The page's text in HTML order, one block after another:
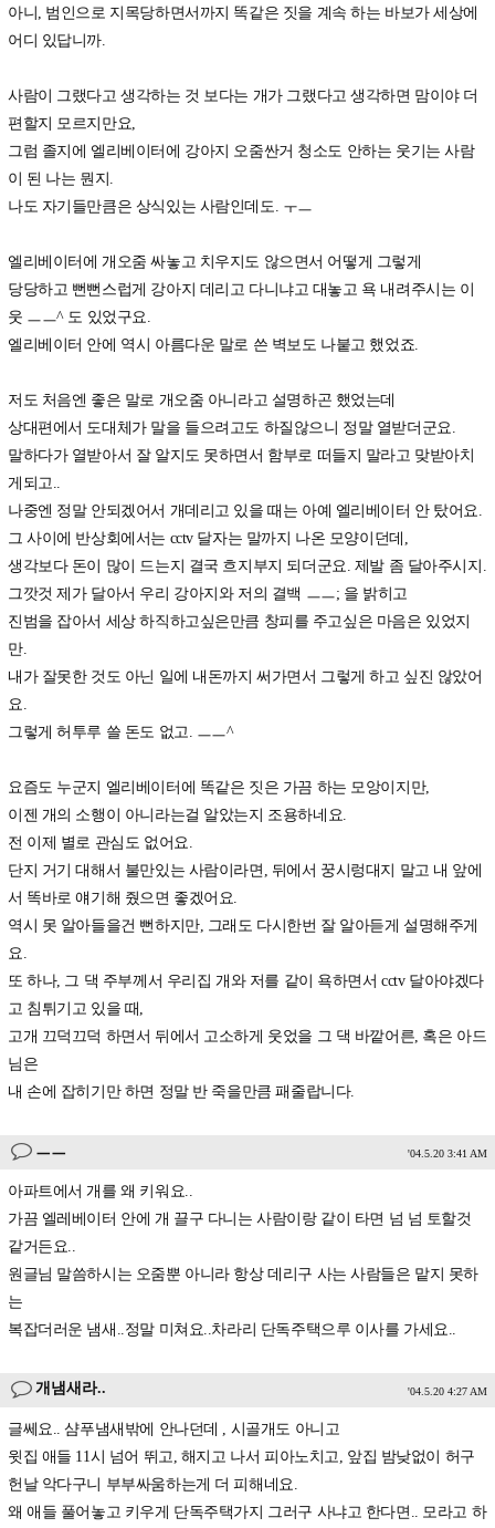
아니, 범인으로 지목당하면서까지 똑같은 짓을 계속 하는 바보가 세상에
어디 있답니까.
사람이 그랬다고 생각하는 것 보다는 개가 그랬다고 생각하면 맘이야 더
편할지 모르지만요,
그럼 졸지에 엘리베이터에 강아지 오줌싼거 청소도 안하는 웃기는 사람
이 된 나는 뭔지.
나도 자기들만큼은 상식있는 사람인데도. ㅜㅡ
엘리베이터에 개오줌 싸놓고 치우지도 않으면서 어떻게 그렇게
당당하고 뻔뻔스럽게 강아지 데리고 다니냐고 대놓고 욕 내려주시는 이
웃 ㅡㅡ^ 도 있었구요.
엘리베이터 안에 역시 아름다운 말로 쓴 벽보도 나붙고 했었죠.
저도 처음엔 좋은 말로 개오줌 아니라고 설명하곤 했었는데
상대편에서 도대체가 말을 들으려고도 하질않으니 정말 열받더군요.
말하다가 열받아서 잘 알지도 못하면서 함부로 떠들지 말라고 맞받아치
게되고..
나중엔 정말 안되겠어서 개데리고 있을 때는 아예 엘리베이터 안 탔어요.
그 사이에 반상회에서는 cctv 달자는 말까지 나온 모양이던데,
생각보다 돈이 많이 드는지 결국 흐지부지 되더군요. 제발 좀 달아주시지.
그깟것 제가 달아서 우리 강아지와 저의 결백 ㅡㅡ; 을 밝히고
진범을 잡아서 세상 하직하고싶은만큼 창피를 주고싶은 마음은 있었지
만.
내가 잘못한 것도 아닌 일에 내돈까지 써가면서 그렇게 하고 싶진 않았어
요.
그렇게 허투루 쓸 돈도 없고. ㅡㅡ^
요즘도 누군지 엘리베이터에 똑같은 짓은 가끔 하는 모앙이지만,
이젠 개의 소행이 아니라는걸 알았는지 조용하네요.
전 이제 별로 관심도 없어요.
단지 거기 대해서 불만있는 사람이라면, 뒤에서 꿍시렁대지 말고 내 앞에
서 똑바로 얘기해 줬으면 좋겠어요.
역시 못 알아들을건 뻔하지만, 그래도 다시한번 잘 알아듣게 설명해주게
요.
또 하나, 그 댁 주부께서 우리집 개와 저를 같이 욕하면서 cctv 달아야겠다
고 침튀기고 있을 때,
고개 끄덕끄덕 하면서 뒤에서 고소하게 웃었을 그 댁 바깥어른, 혹은 아드
님은
내 손에 잡히기만 하면 정말 반 죽을만큼 패줄랍니다.
ㅡㅡ '04.5.20 3:41 AM
아파트에서 개를 왜 키워요..
가끔 엘레베이터 안에 개 끌구 다니는 사람이랑 같이 타면 넘 넘 토할것
같거든요..
원글님 말씀하시는 오줌뿐 아니라 항상 데리구 사는 사람들은 맡지 못하
는
복잡더러운 냄새..정말 미쳐요..차라리 단독주택으루 이사를 가세요..
개냄새라.. '04.5.20 4:27 AM
글쎄요.. 샴푸냄새밖에 안나던데 , 시골개도 아니고
윗집 애들 11시 넘어 뛰고, 해지고 나서 피아노치고, 앞집 밤낮없이 허구
헌날 악다구니 부부싸움하는게 더 피해네요.
왜 애들 풀어놓고 키우게 단독주택가지 그러구 사냐고 한다면.. 모라고 하